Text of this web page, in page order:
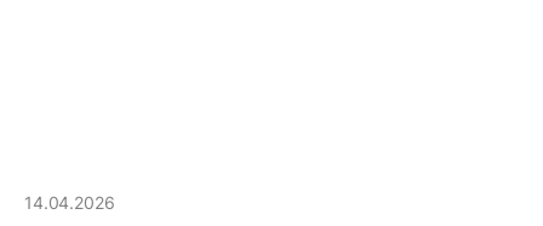
14.04.2026